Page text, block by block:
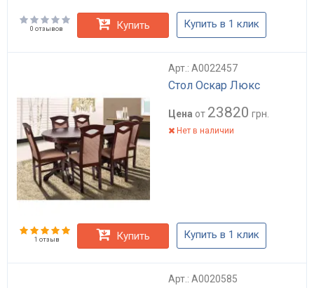
0 отзывов Купить Купить в 1 клик
Арт.: А0022457
Стол Оскар Люкс
Цена от 23820 грн.
Нет в наличии
1 отзыв Купить Купить в 1 клик
Арт.: А0020585